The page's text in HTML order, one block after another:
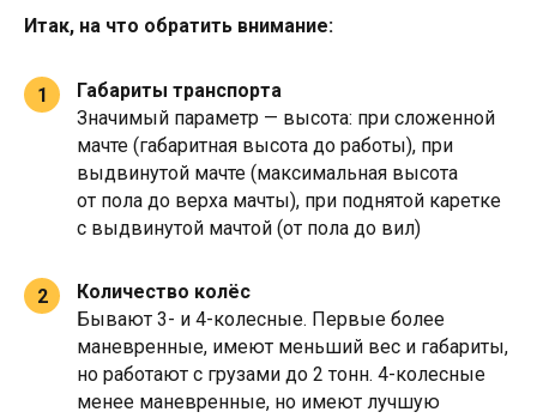
Итак, на что обратить внимание:
1
Габариты транспорта
Значимый параметр — высота: при сложенной
мачте (габаритная высота до работы), при
выдвинутой мачте (максимальная высота
от пола до верха мачты), при поднятой каретке
с выдвинутой мачтой (от пола до вил)
2
Количество колёс
Бывают 3- и 4-колесные. Первые более
маневренные, имеют меньший вес и габариты,
но работают с грузами до 2 тонн. 4-колесные
менее маневренные, но имеют лучшую